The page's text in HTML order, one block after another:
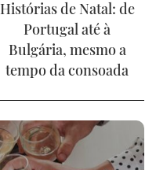
Histórias de Natal: de
Portugal até à
Bulgária, mesmo a
tempo da consoada